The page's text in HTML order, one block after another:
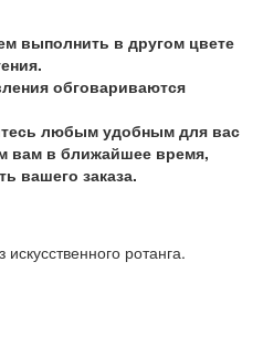
выполнить в другом цвете
обговариваются
любым удобным для вас
вам в ближайшее время,
вашего заказа.
ротанга.